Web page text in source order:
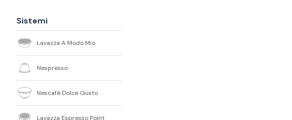
Sistemi
Lavazza A Modo Mio
Nespresso
Nescafè Dolce Gusto
Lavazza Espresso Point